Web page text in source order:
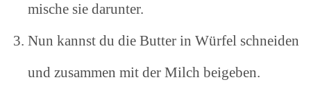
mische sie darunter.
Nun kannst du die Butter in Würfel schneiden
und zusammen mit der Milch beigeben.